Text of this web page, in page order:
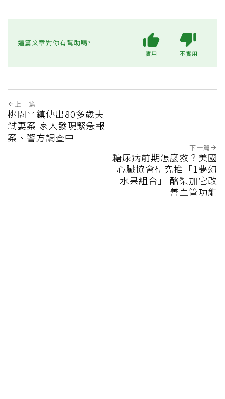
這篇文章對你有幫助嗎?
實用 不實用
上一篇
桃園平鎮傳出80多歲夫
弒妻案 家人發現緊急報
案、警方調查中
下一篇
糖尿病前期怎麼救？美國
心臟協會研究推「1夢幻
水果組合」 酪梨加它改
善血管功能